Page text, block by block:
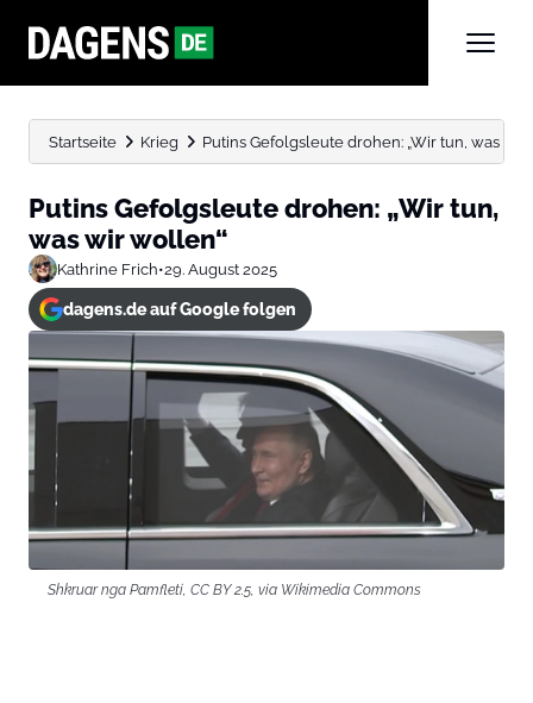
Startseite Krieg Putins Gefolgsleute drohen: „Wir tun, was wir
Putins Gefolgsleute drohen: „Wir tun,
was wir wollen“
Kathrine Frich•29. August 2025
dagens.de auf Google folgen
Shkruar nga Pamfleti, CC BY 2.5, via Wikimedia Commons